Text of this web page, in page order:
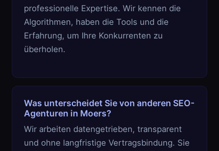
professionelle Expertise. Wir kennen die
Algorithmen, haben die Tools und die
Erfahrung, um Ihre Konkurrenten zu
überholen.
Was unterscheidet Sie von anderen SEO-
Agenturen in Moers?
Wir arbeiten datengetrieben, transparent
und ohne langfristige Vertragsbindung. Sie